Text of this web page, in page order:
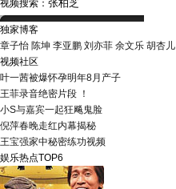
视频搜索：
独家博客
章子怡 陈坤 李亚鹏 刘亦菲 余文乐 胡杏儿
视频社区
叶一茜被爆怀孕明年8月产子
王菲录音绝密片段 ！
小S与嘉宾一起狂飚鬼脸
倪萍春晚走红内幕揭秘
王宝强家中秘密练功视频
娱乐热点TOP6